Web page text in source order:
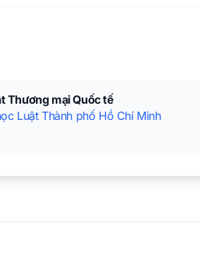
Thương mại Quốc tế
Luật Thành phố Hồ Chí Minh